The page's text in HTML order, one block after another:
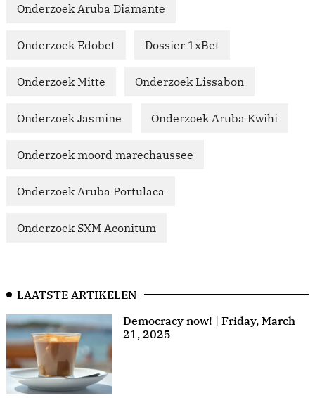
Onderzoek Aruba Diamante
Onderzoek Edobet Dossier 1xBet
Onderzoek Mitte Onderzoek Lissabon
Onderzoek Jasmine Onderzoek Aruba Kwihi
Onderzoek moord marechaussee
Onderzoek Aruba Portulaca
Onderzoek SXM Aconitum
LAATSTE ARTIKELEN
Democracy now! | Friday, March
21, 2025